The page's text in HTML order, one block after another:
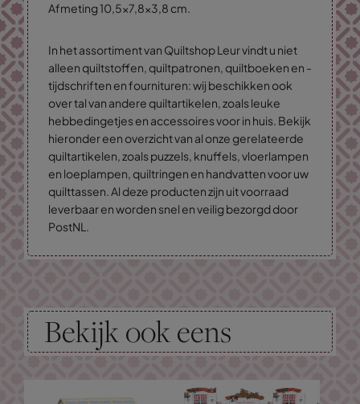
Afmeting 10,5x7,8x3,8 cm.
In het assortiment van Quiltshop Leur vindt u niet
alleen quiltstoffen, quiltpatronen, quiltboeken en -
tijdschriften en fournituren: wij beschikken ook
over tal van andere quiltartikelen, zoals leuke
hebbedingetjes en accessoires voor in huis. Bekijk
hieronder een overzicht van al onze gerelateerde
quiltartikelen, zoals puzzels, knuffels, vloerlampen
en loeplampen, quiltringen en handvatten voor uw
quilttassen. Al deze producten zijn uit voorraad
leverbaar en worden snel en veilig bezorgd door
PostNL.
Bekijk ook eens